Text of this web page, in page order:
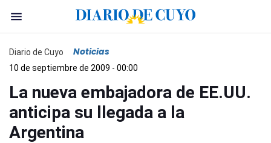
Diario de Cuyo Noticias
10 de septiembre de 2009 - 00:00
La nueva embajadora de EE.UU.
anticipa su llegada a la
Argentina